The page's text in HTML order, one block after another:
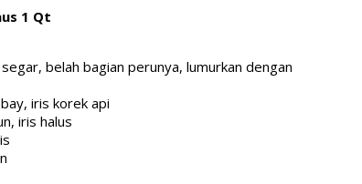
1 Qt
belah bagian perunya, lumurkan dengan
iris korek api
iris halus